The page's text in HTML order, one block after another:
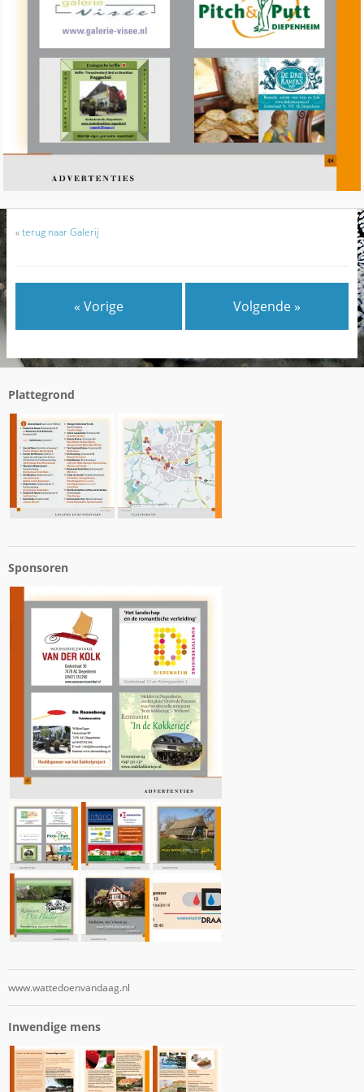
«terug naar Galerij
« Vorige Volgende »
Plattegrond
Sponsoren
www.wattedoenvandaag.nl
Inwendige mens